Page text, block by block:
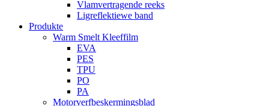
Vlamvertragende reeks
Ligreflektiewe band
Produkte
Warm Smelt Kleeffilm
EVA
PES
TPU
PO
PA
Motorverfbeskermingsblad